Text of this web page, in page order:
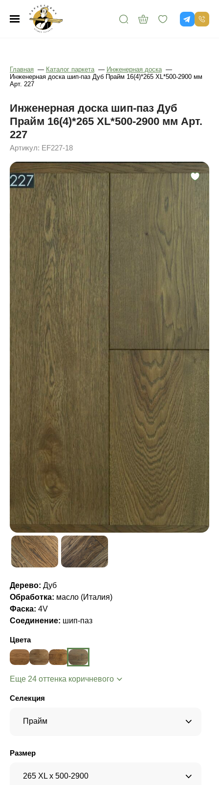
Главная — Каталог паркета — Инженерная доска —
Инженерная доска шип-паз Дуб Прайм 16(4)*265 XL*500-2900 мм
Арт. 227
Инженерная доска шип-паз Дуб
Прайм 16(4)*265 XL*500-2900 мм Арт.
227
Артикул: EF227-18
Дерево: Дуб
Обработка: масло (Италия)
Фаска: 4V
Соединение: шип-паз
Цвета
Еще 24 оттенка коричневого
Селекция
Прайм
Размер
265 XL x 500-2900